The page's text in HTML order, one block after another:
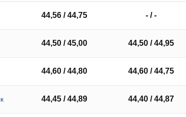
44,56 / 44,75 - / -
44,50 / 45,00 44,50 / 44,95
44,60 / 44,80 44,60 / 44,75
44,45 / 44,89 44,40 / 44,87